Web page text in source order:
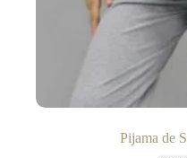
Pijama de